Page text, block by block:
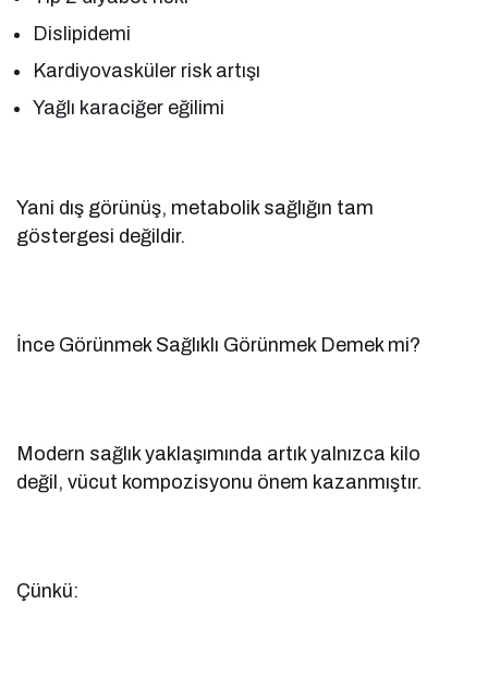
Dislipidemi
Kardiyovasküler risk artışı
Yağlı karaciğer eğilimi
Yani dış görünüş, metabolik sağlığın tam
göstergesi değildir.
İnce Görünmek Sağlıklı Görünmek Demek mi?
Modern sağlık yaklaşımında artık yalnızca kilo
değil, vücut kompozisyonu önem kazanmıştır.
Çünkü: